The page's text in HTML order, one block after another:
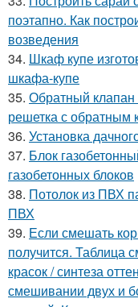
поэтапно. Как
возведения
34. Шкаф купе
шкафа-купе
35. Обратный
решетка с обратным
36. Установка
37. Блок
газобетонных блоков
38. Потолок из ПВХ
ПВХ
39. Если смешать
получится. Таблица
красок / синтеза
смешивании двух и